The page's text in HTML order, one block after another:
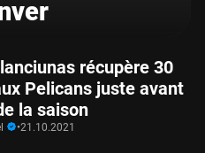
récupère 30
Pelicans juste avant
la saison
•21.10.2021